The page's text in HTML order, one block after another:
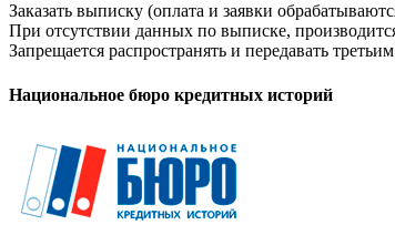
Заказать выписку (оплата и заявки
При отсутствии данных по выписке,
Запрещается распространять и передавать
Национальное бюро кредитных историй